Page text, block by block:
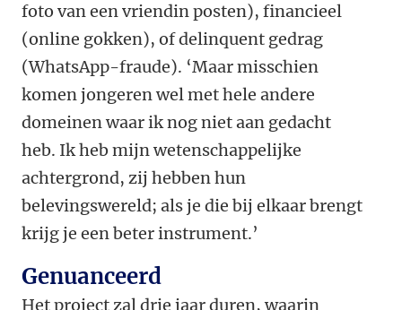
foto van een vriendin posten), financieel
(online gokken), of delinquent gedrag
(WhatsApp-fraude). ‘Maar misschien
komen jongeren wel met hele andere
domeinen waar ik nog niet aan gedacht
heb. Ik heb mijn wetenschappelijke
achtergrond, zij hebben hun
belevingswereld; als je die bij elkaar brengt
krijg je een beter instrument.’
Genuanceerd
Het project zal drie jaar duren, waarin